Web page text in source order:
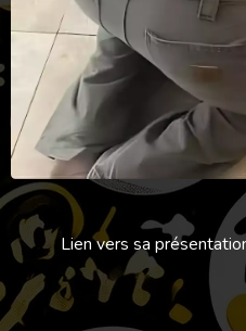
Lien vers sa